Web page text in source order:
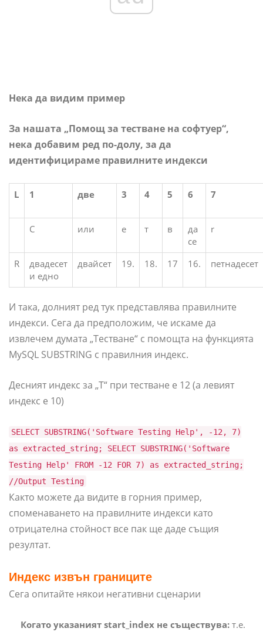
Нека да видим пример
За нашата „Помощ за тестване на софтуер“,
нека добавим ред по-долу, за да
идентифицираме правилните индекси
L 1 две 3 4 5 6 7
С или е т в
да
се
r
R
двадесет
и едно
двайсет 19. 18. 17 16. петнадесет
И така, долният ред тук представлява правилните
индекси. Сега да предположим, че искаме да
извлечем думата „Тестване“ с помощта на функцията
MySQL SUBSTRING с правилния индекс.
Десният индекс за „T“ при тестване е 12 (а левият
индекс е 10)
SELECT SUBSTRING('Software Testing Help', -12, 7)
as extracted_string; SELECT SUBSTRING('Software
Testing Help' FROM -12 FOR 7) as extracted_string;
//Output Testing
Както можете да видите в горния пример,
споменаването на правилните индекси като
отрицателна стойност все пак ще даде същия
резултат.
Индекс извън границите
Сега опитайте някои негативни сценарии
Когато указаният start_index не съществува: т.е.